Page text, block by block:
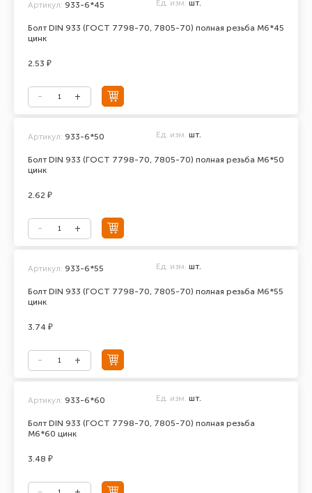
Болт DIN 933 (ГОСТ 7798-70, 7805-70) полная резьба М6*45
цинк
Артикул: 933-6*45 Ед. изм. шт.
2.53 ₽
Болт DIN 933 (ГОСТ 7798-70, 7805-70) полная резьба М6*50
цинк
Артикул: 933-6*50 Ед. изм. шт.
2.62 ₽
Болт DIN 933 (ГОСТ 7798-70, 7805-70) полная резьба М6*55
цинк
Артикул: 933-6*55 Ед. изм. шт.
3.74 ₽
Болт DIN 933 (ГОСТ 7798-70, 7805-70) полная резьба
М6*60 цинк
Артикул: 933-6*60 Ед. изм. шт.
3.48 ₽